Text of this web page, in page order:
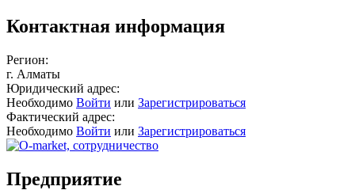
Контактная информация
Регион:
г. Алматы
Юридический адрес:
Необходимо Войти или Зарегистрироваться
Фактический адрес:
Необходимо Войти или Зарегистрироваться
Предприятие